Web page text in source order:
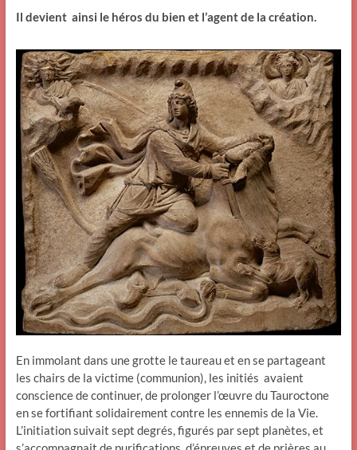
Il devient ainsi le héros du bien et l’agent de la création.
En immolant dans une grotte le taureau et en se partageant
les chairs de la victime (communion), les initiés avaient
conscience de continuer, de prolonger l’œuvre du Tauroctone
en se fortifiant solidairement contre les ennemis de la Vie.
L’initiation suivait sept degrés, figurés par sept planètes, et